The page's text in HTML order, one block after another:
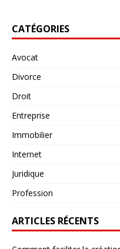
CATÉGORIES
Avocat
Divorce
Droit
Entreprise
Immobilier
Internet
Juridique
Profession
ARTICLES RÉCENTS